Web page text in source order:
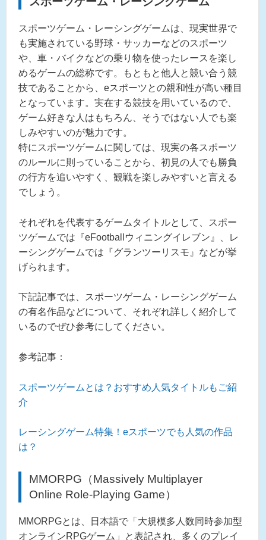
スポーツゲーム・レーシングゲームは、現実世界で
も実施されている野球・サッカーなどのスポーツ
や、車・バイクなどの乗り物を使ったレースを楽し
めるゲームの総称です。もともと他人と競い合う競
技であることから、eスポーツとの親和性が高い種目
となっています。実在する競技を用いているので、
ゲーム好きな人はもちろん、そうではない人でも楽
しみやすいのが魅力です。
特にスポーツゲームに関しては、現実の各スポーツ
のルールに則っていることから、初見の人でも勝負
の行方を追いやすく、観戦を楽しみやすいと言える
でしょう。
それぞれを代表するゲームタイトルとして、スポー
ツゲームでは『eFootballウィニングイレブン』、レ
ーシングゲームでは『グランツーリスモ』などが挙
げられます。
下記記事では、スポーツゲーム・レーシングゲーム
の有名作品などについて、それぞれ詳しく紹介して
いるのでぜひ参考にしてください。
参考記事：
スポーツゲームとは？おすすめ人気タイトルもご紹
介
レーシングゲーム特集！eスポーツでも人気の作品
は？
MMORPG（Massively Multiplayer
Online Role-Playing Game）
MMORPGとは、日本語で「大規模多人数同時参加型
オンラインRPGゲーム」と表記され、多くのプレイ